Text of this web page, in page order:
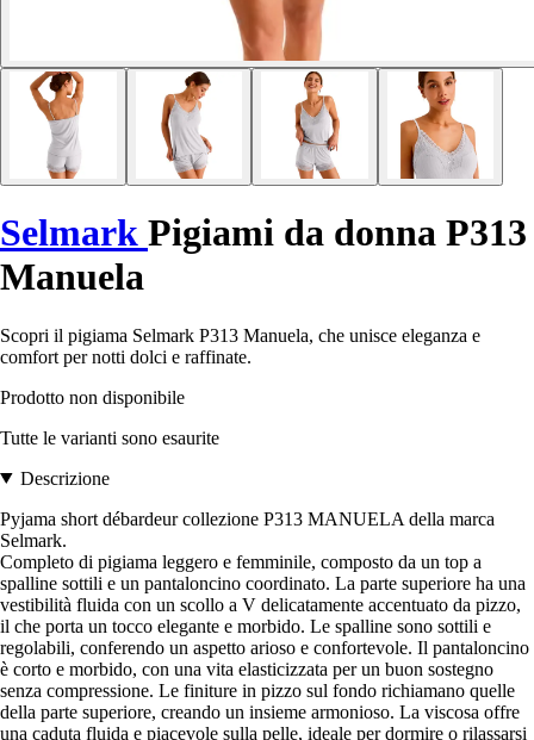
Selmark Pigiami da donna P313
Manuela
Scopri il pigiama Selmark P313 Manuela, che unisce eleganza e
comfort per notti dolci e raffinate.
Prodotto non disponibile
Tutte le varianti sono esaurite
Descrizione
Pyjama short débardeur collezione P313 MANUELA della marca
Selmark.
Completo di pigiama leggero e femminile, composto da un top a
spalline sottili e un pantaloncino coordinato. La parte superiore ha una
vestibilità fluida con un scollo a V delicatamente accentuato da pizzo,
il che porta un tocco elegante e morbido. Le spalline sono sottili e
regolabili, conferendo un aspetto arioso e confortevole. Il pantaloncino
è corto e morbido, con una vita elasticizzata per un buon sostegno
senza compressione. Le finiture in pizzo sul fondo richiamano quelle
della parte superiore, creando un insieme armonioso. La viscosa offre
una caduta fluida e piacevole sulla pelle, ideale per dormire o rilassarsi